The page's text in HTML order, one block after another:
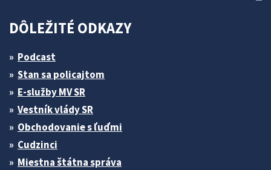
DÔLEŽITÉ ODKAZY
Podcast
Stan sa policajtom
E-služby MV SR
Vestník vlády SR
Obchodovanie s ľuďmi
Cudzinci
Miestna štátna správa